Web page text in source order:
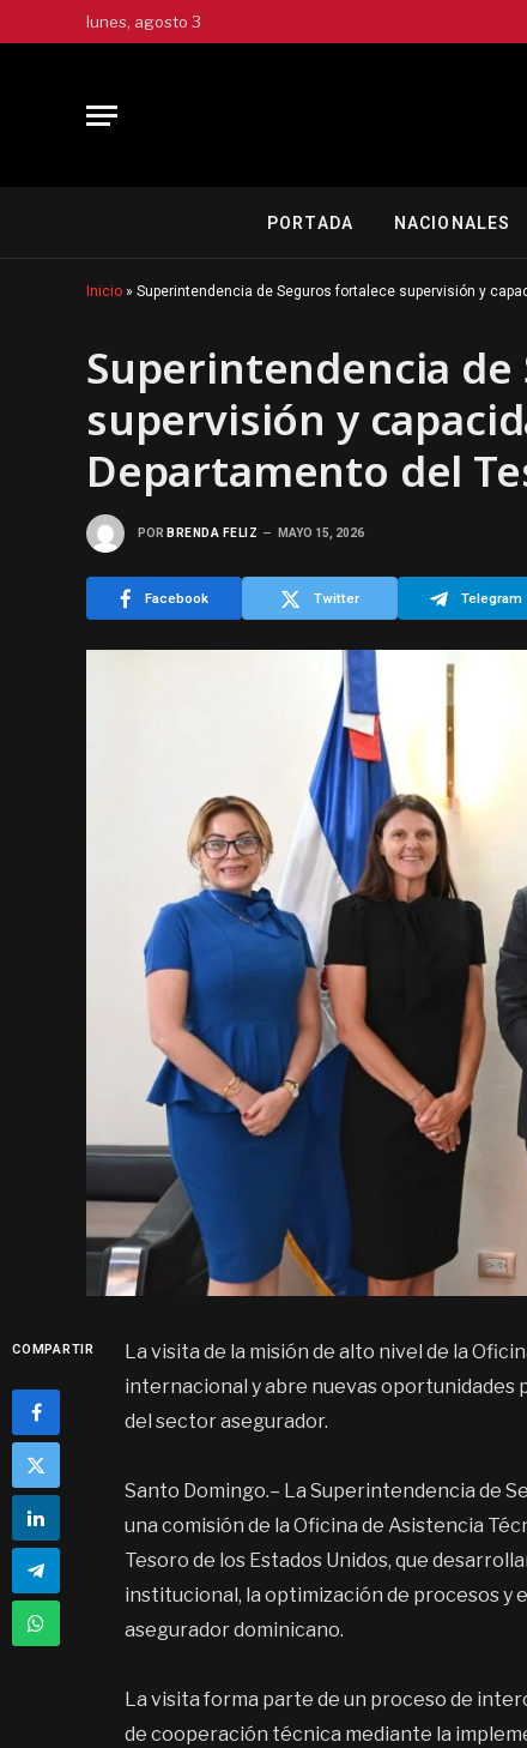
lunes, agosto 3
PORTADA NACIONALES
Inicio » Superintendencia de Seguros fortalece supervisión y
Superintendencia
supervisión y
Departamento del
POR BRENDA FELIZ MAYO 15, 2026
Facebook Twitter Telegram
COMPARTIR
La visita de la misión de alto nivel de la
internacional y abre nuevas oportunidades
del sector asegurador.
Santo Domingo.– La Superintendencia de
una comisión de la Oficina de Asistencia
Tesoro de los Estados Unidos, que
institucional, la optimización de procesos
asegurador dominicano.
La visita forma parte de un proceso de
de cooperación técnica mediante la